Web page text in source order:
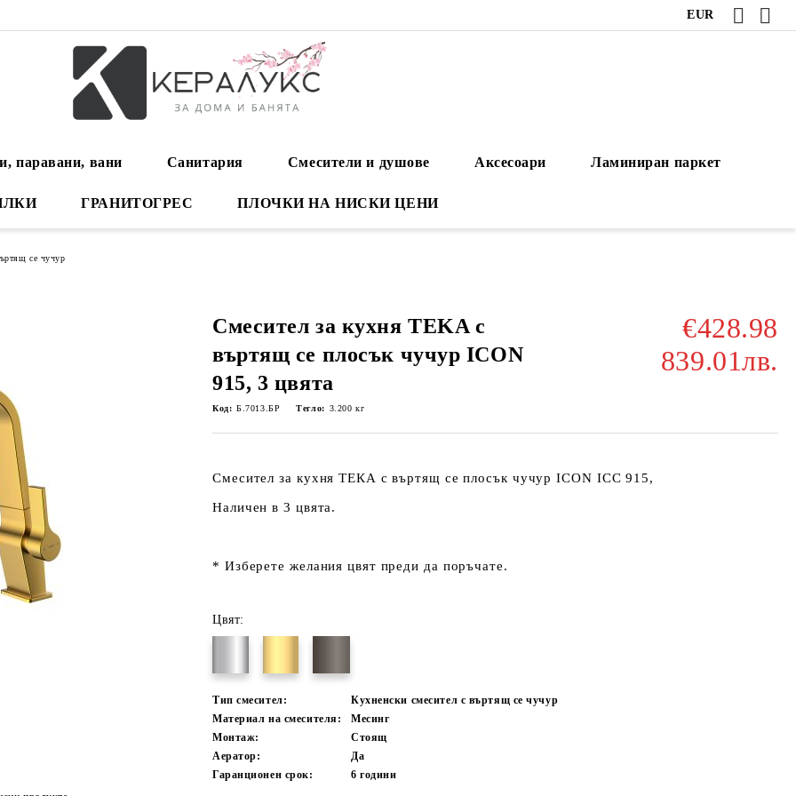
EUR
паравани, вани Санитария Смесители и душове Аксесоари Ламиниран паркет
ГРАНИТОГРЕС ПЛОЧКИ НА НИСКИ ЦЕНИ
се чучур
Смесител за кухня TEKA с
въртящ се плосък чучур ICON
915, 3 цвята
€428.98
839.01лв.
Код: Б.7013.БР Тегло: 3.200 кг
Смесител за кухня ТЕКА с въртящ се плосък чучур ICON ICC 915,
Наличен в 3 цвята.
* Изберете желания цвят преди да поръчате.
Цвят:
Тип смесител:
Кухненски смесител с въртящ се чучур
Материал на смесителя:
Месинг
Монтаж:
Стоящ
Аератор:
Да
Гаранционен срок:
6години